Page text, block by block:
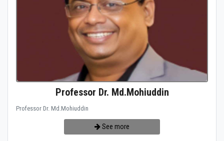
Professor Dr. Md.Mohiuddin
Professor Dr. Md.Mohiuddin
See more